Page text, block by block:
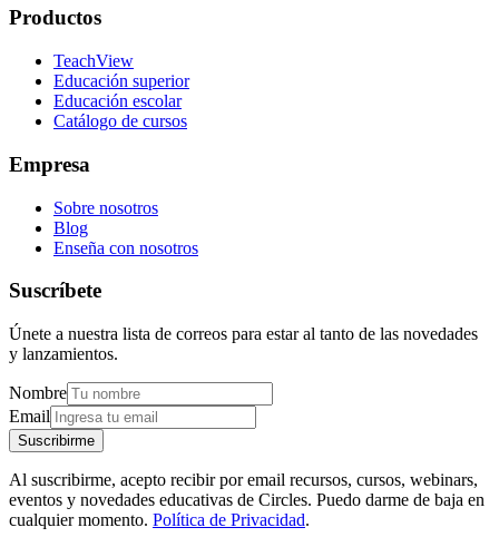
Productos
TeachView
Educación superior
Educación escolar
Catálogo de cursos
Empresa
Sobre nosotros
Blog
Enseña con nosotros
Suscríbete
Únete a nuestra lista de correos para estar al tanto de las novedades
y lanzamientos.
Nombre
Email
Suscribirme
Al suscribirme, acepto recibir por email recursos, cursos, webinars,
eventos y novedades educativas de Circles. Puedo darme de baja en
cualquier momento. Política de Privacidad.